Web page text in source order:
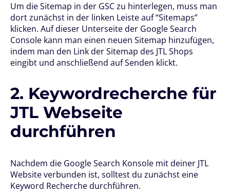
Um die Sitemap in der GSC zu hinterlegen, muss man
dort zunächst in der linken Leiste auf “Sitemaps”
klicken. Auf dieser Unterseite der Google Search
Console kann man einen neuen Sitemap hinzufügen,
indem man den Link der Sitemap des JTL Shops
eingibt und anschließend auf Senden klickt.
2. Keywordrecherche für
JTL Webseite
durchführen
Nachdem die Google Search Konsole mit deiner JTL
Website verbunden ist, solltest du zunächst eine
Keyword Recherche durchführen.